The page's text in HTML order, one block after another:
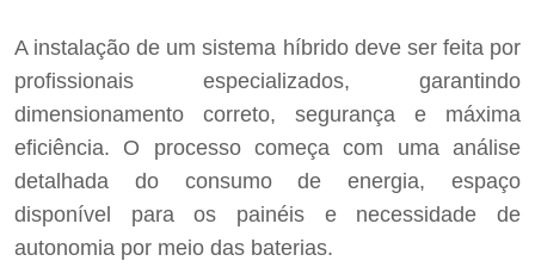
A instalação de um sistema híbrido deve ser feita por
profissionais especializados, garantindo
dimensionamento correto, segurança e máxima
eficiência. O processo começa com uma análise
detalhada do consumo de energia, espaço
disponível para os painéis e necessidade de
autonomia por meio das baterias.